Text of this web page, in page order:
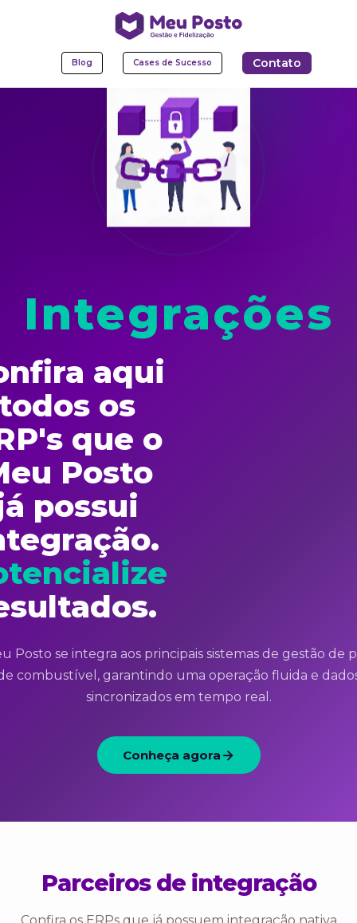
Blog Cases de Sucesso Contato
Integrações
aqui
os
que o
Posto
possui
Posto se integra aos principais sistemas de gestão de
combustível, garantindo uma operação fluida e
sincronizados em tempo real.
Conheça agora
Parceiros de integração